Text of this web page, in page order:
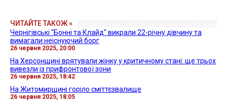
ЧИТАЙТЕ ТАКОЖ »
Чернігівські "Бонні та Клайд" викрали 22-річну дівчину та
вимагали неіснуючий борг
26 червня 2025, 20:00
На Херсонщині врятували жінку у критичному стані: ще трьох
вивезли із прифронтової зони
26 червня 2025, 18:42
На Житомирщині горіло сміттєзвалище
26 червня 2025, 18:05